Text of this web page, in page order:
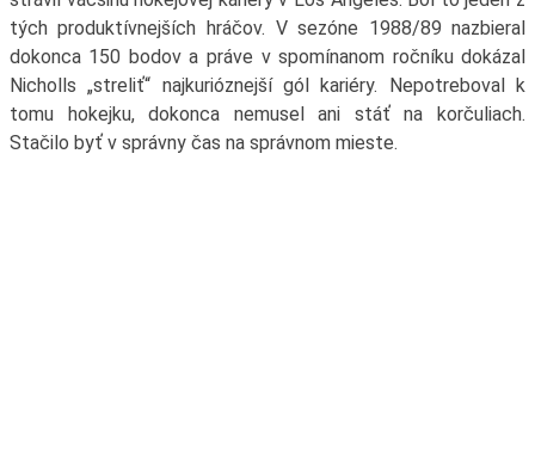
tých produktívnejších hráčov. V sezóne 1988/89 nazbieral
dokonca 150 bodov a práve v spomínanom ročníku dokázal
Nicholls „streliť“ najkurióznejší gól kariéry. Nepotreboval k
tomu hokejku, dokonca nemusel ani stáť na korčuliach.
Stačilo byť v správny čas na správnom mieste.